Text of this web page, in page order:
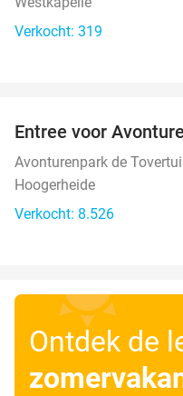
Verkocht: 319
Entree voor
Avonturenpark de
Hoogerheide
Verkocht: 8.526
Ontdek de